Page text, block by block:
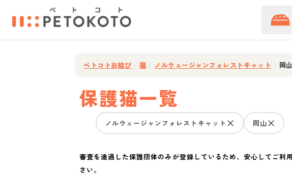
ペトコトお結び 猫 ノルウェージャンフォレストキャット 岡山
保護猫一覧
ノルウェージャンフォレストキャット 岡山
審査を通過した保護団体のみが登録しているため、安心してご
さい。